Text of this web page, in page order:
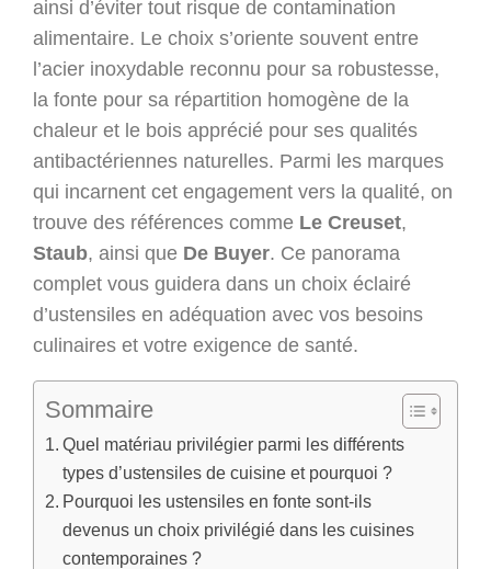
ainsi d’éviter tout risque de contamination
alimentaire. Le choix s’oriente souvent entre
l’acier inoxydable reconnu pour sa robustesse,
la fonte pour sa répartition homogène de la
chaleur et le bois apprécié pour ses qualités
antibactériennes naturelles. Parmi les marques
qui incarnent cet engagement vers la qualité, on
trouve des références comme Le Creuset,
Staub, ainsi que De Buyer. Ce panorama
complet vous guidera dans un choix éclairé
d’ustensiles en adéquation avec vos besoins
culinaires et votre exigence de santé.
Sommaire
Quel matériau privilégier parmi les différents
types d’ustensiles de cuisine et pourquoi ?
Pourquoi les ustensiles en fonte sont-ils
devenus un choix privilégié dans les cuisines
contemporaines ?